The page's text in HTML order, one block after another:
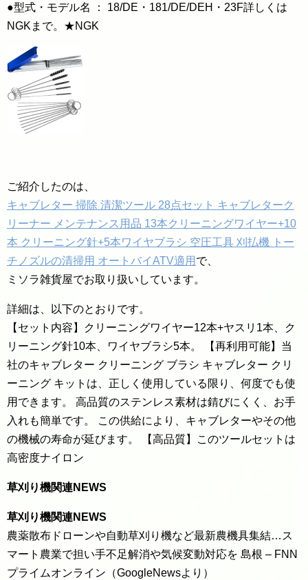
●型式・モデル名 ： 18/DE・181/DE/DEH・23F詳しくは
NGKまで。★NGK
ご紹介したのは、
キャブレター 掃除 清潔ツール 28点セット キャブレターク
リーナー メンテナンス用品 13本クリーニングワイヤー+10
本 クリーニング針+5本ワイヤブラシ 空圧工具 刈払機 トー
チノズルの清掃用 オートバイATV適用 で、
ミソラ雑貨屋でお取り扱いしています。
詳細は、以下のとおりです。
【セット内容】クリーニングワイヤー12本+ヤスリ1本、ク
リーニング針10本、ワイヤブラシ5本。 【再利用可能】当
社のキャブレター クリーニング ブラシ キャブレター クリ
ーニング キットは、正しく使用している限り、何度でも使
用できます。 高品質のステンレス素材は錆びにくく、お手
入れも簡単です。 この供給により、キャブレターやその他
の機械の寿命が延びます。 【高品質】このツールセットは
高密度ナイロン
草刈り機関連NEWS
草刈り機関連NEWS
農薬散布ドローンや自動草刈り機など最新農機具集結…ス
マート農業で担い手不足解消や気候変動対応を 島根 – FNN
プライムオンライン（GoogleNewsより）